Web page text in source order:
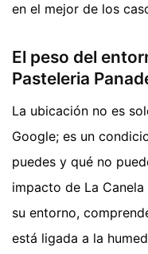
en el mejor de los
El peso del
Pasteleria
La ubicación no es
Google; es un
puedes y qué no
impacto de La
su entorno,
está ligada a la